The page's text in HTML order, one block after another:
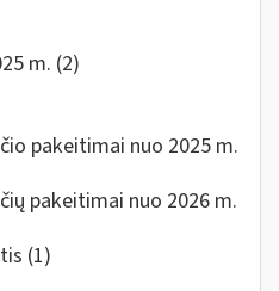
m. (2)
pakeitimai nuo 2025 m.
pakeitimai nuo 2026 m.
(1)